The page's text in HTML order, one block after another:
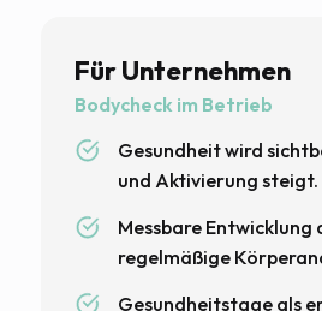
Für Unternehmen
Bodycheck im Betrieb
Gesundheit wird
und Aktivierung steigt.
Messbare Entwicklung
regelmäßige
Gesundheitstage als